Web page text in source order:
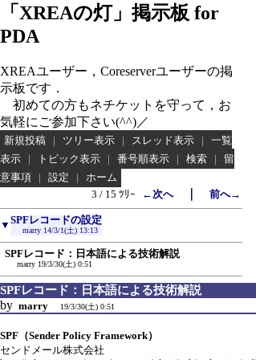
「XREAの灯」掲示板 for
PDA
XREAユーザー，Coreserverユーザーの掲
示板です．
初めての方もネチケットを守って，お
気軽にご参加下さい(^^)／
新規投稿 | ツリー表示 | スレッド表示 |
一覧
表示
| トピック表示 | 番号順表示 | 検索 |
留
意事項
| 設定 |
ホーム
3 / 15 ﾂﾘｰ
←次へ｜ 前へ→
▼ SPFレコードの設定
marry 14/3/1(土) 13:13
SPFレコード：日本語による技術解説
marry 19/3/30(土) 0:51
SPFレコード：日本語による技術解説
by marry 19/3/30(土) 0:51
SPF（Sender Policy Framework）
センドメール株式会社